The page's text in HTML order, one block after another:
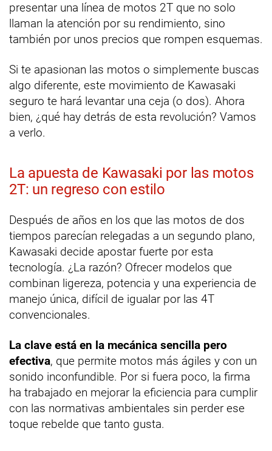
presentar una línea de motos 2T que no solo
llaman la atención por su rendimiento, sino
también por unos precios que rompen esquemas.
Si te apasionan las motos o simplemente buscas
algo diferente, este movimiento de Kawasaki
seguro te hará levantar una ceja (o dos). Ahora
bien, ¿qué hay detrás de esta revolución? Vamos
a verlo.
La apuesta de Kawasaki por las motos
2T: un regreso con estilo
Después de años en los que las motos de dos
tiempos parecían relegadas a un segundo plano,
Kawasaki decide apostar fuerte por esta
tecnología. ¿La razón? Ofrecer modelos que
combinan ligereza, potencia y una experiencia de
manejo única, difícil de igualar por las 4T
convencionales.
La clave está en la mecánica sencilla pero
efectiva, que permite motos más ágiles y con un
sonido inconfundible. Por si fuera poco, la firma
ha trabajado en mejorar la eficiencia para cumplir
con las normativas ambientales sin perder ese
toque rebelde que tanto gusta.